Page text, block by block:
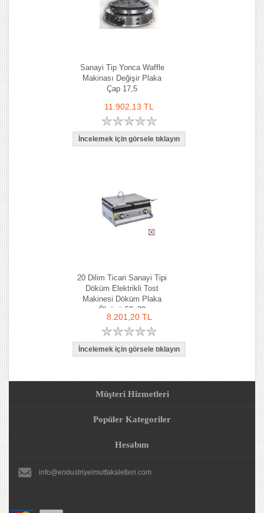
Sanayi Tip Yonca Waffle
Makinası Değişir Plaka
Çap 17,5
11.902,13 TL
20 Dilim Ticari Sanayi Tipi
Döküm Elektrikli Tost
Makinesi Döküm Plaka
Ölçüsü 50x30
8.201,20 TL
Müşteri Hizmetleri
Popüler Kategoriler
Hesabım
info@endustriyelmutfakaletleri.com